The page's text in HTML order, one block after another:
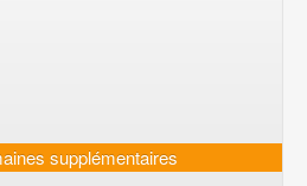
supplémentaires